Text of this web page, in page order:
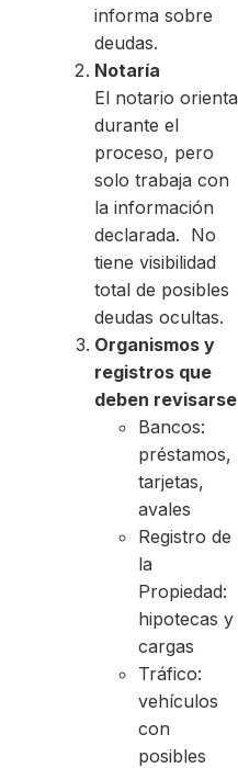
informa sobre
deudas.
Notaría
El notario orienta
durante el
proceso, pero
solo trabaja con
la información
declarada. No
tiene visibilidad
total de posibles
deudas ocultas.
Organismos y
registros que
deben revisarse
Bancos:
préstamos,
tarjetas,
avales
Registro de
la
Propiedad:
hipotecas y
cargas
Tráfico:
vehículos
con
posibles